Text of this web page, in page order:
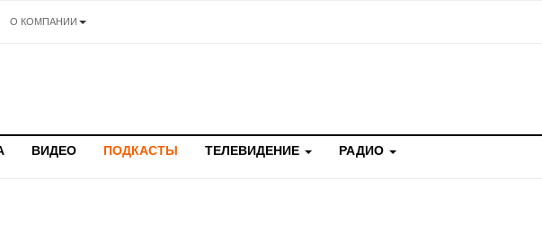
О КОМПАНИИ
ВИДЕО ПОДКАСТЫ ТЕЛЕВИДЕНИЕ РАДИО